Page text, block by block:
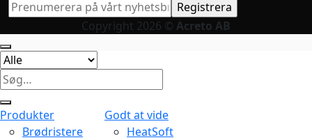
Copyright 2026 © Acreto AB
Søg
efter:
Produkter
Brødristere
Godt at vide
HeatSoft